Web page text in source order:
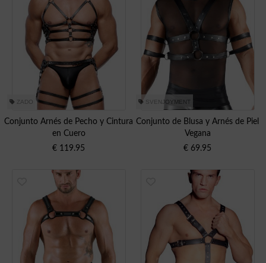
ZADO
Conjunto Arnés de Pecho y Cintura
en Cuero
€ 119.95
SVENJOYMENT
Conjunto de Blusa y Arnés de Piel
Vegana
€ 69.95